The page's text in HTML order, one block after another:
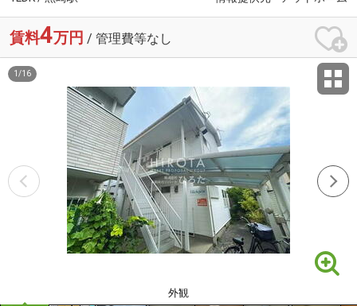
賃料4万円 / 管理費等なし
外観
1 /16